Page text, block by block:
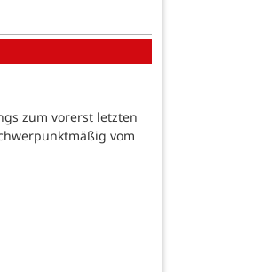
zum vorerst letzten
vom